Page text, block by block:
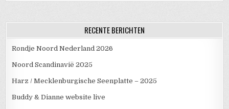
RECENTE BERICHTEN
Rondje Noord Nederland 2026
Noord Scandinavië 2025
Harz / Mecklenburgische Seenplatte – 2025
Buddy & Dianne website live